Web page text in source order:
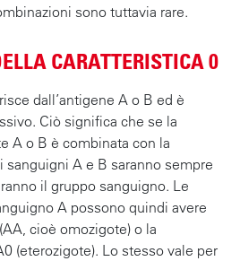
sono tuttavia rare.
CARATTERISTICA 0
dall’antigene A o B ed è
Ciò significa che se la
A o B è combinata con la
sanguigni A e B saranno sempre
il gruppo sanguigno. Le
A possono quindi avere
cioè omozigote) o la
(eterozigote). Lo stesso vale per